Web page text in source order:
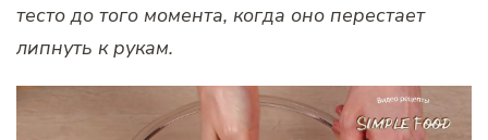
тесто до того момента, когда оно перестает
липнуть к рукам.